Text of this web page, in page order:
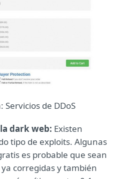
Servicios de DDoS
dark web: Existen
tipo de exploits. Algunas
es probable que sean
corregidas y también